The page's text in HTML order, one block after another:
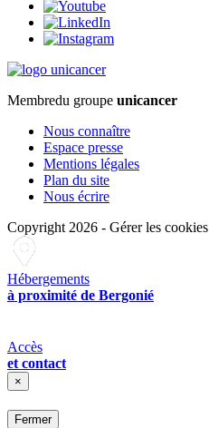
Membredu groupe unicancer
Nous connaître
Espace presse
Mentions légales
Plan du site
Nous écrire
Copyright 2026 - Gérer les cookies
Hébergements
à proximité de Bergonié
Accès
et contact
×
Fermer